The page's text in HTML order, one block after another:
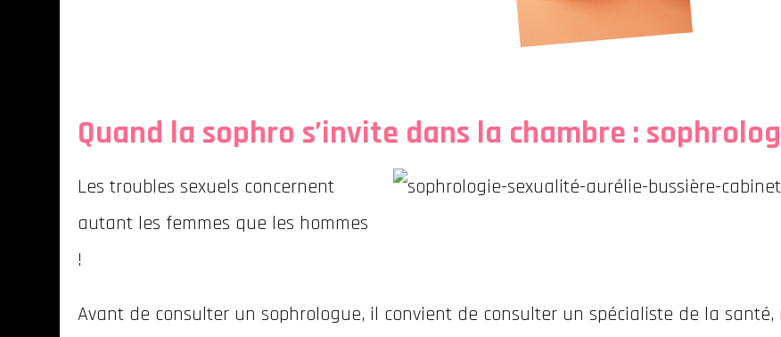
Quand la sophro s’invite dans la chambre :
Les troubles sexuels concernent
autant les femmes que les hommes
!
Avant de consulter un sophrologue, il convient de consulter un spécialiste de la